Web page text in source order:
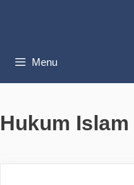
Menu
Hukum Islam